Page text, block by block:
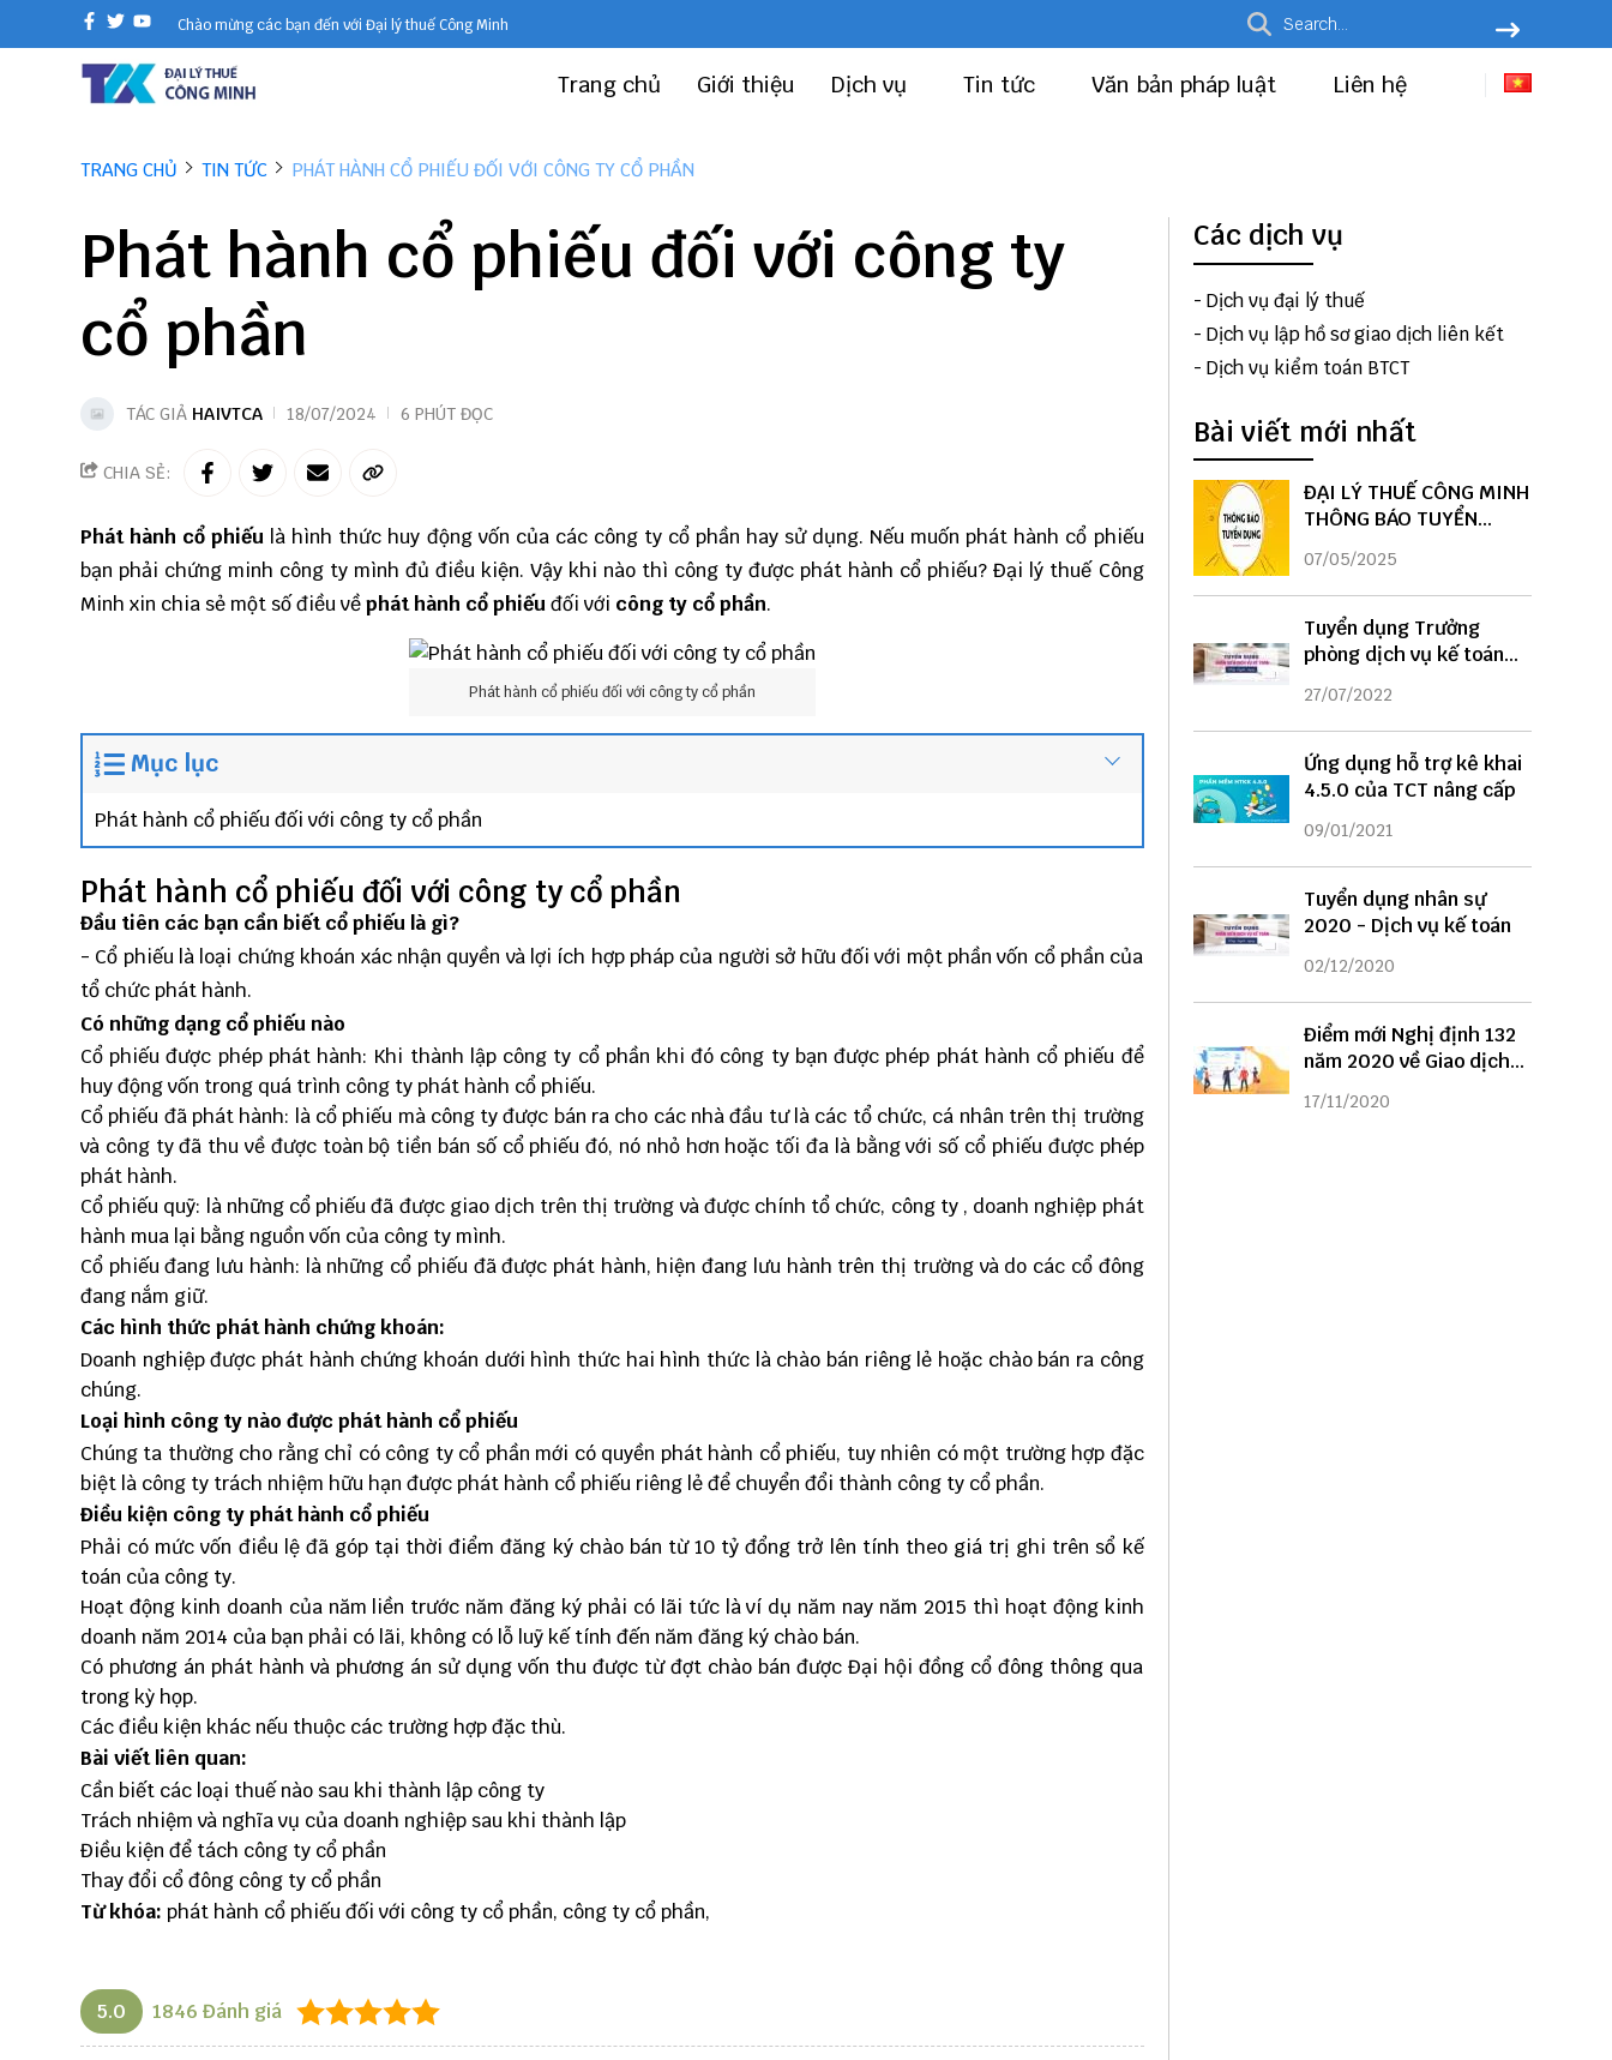
Chào mừng các bạn đến với Đại lý thuế Công Minh
Trang chủ Giới thiệu Dịch vụ Tin tức Văn bản pháp luật Liên hệ
TRANG CHỦ TIN TỨC PHÁT HÀNH CỔ PHIẾU ĐỐI VỚI CÔNG TY CỔ PHẦN
Phát hành cổ phiếu đối với công ty
cổ phần
TÁC GIẢ HAIVTCA 18/07/2024 6 PHÚT ĐỌC
CHIA SẺ:
Phát hành cổ phiếu là hình thức huy động vốn của các công ty cổ phần hay sử dụng. Nếu muốn phát hành cổ phiếu
bạn phải chứng minh công ty mình đủ điều kiện. Vậy khi nào thì công ty được phát hành cổ phiếu?Đại lý thuế Công
Minh xin chia sẻ một số điều vềphát hành cổ phiếuđối với công ty cổ phần.
Phát hành cổ phiếu đối với công ty cổ phần
Mục lục
Phát hành cổ phiếu đối với công ty cổ phần
Phát hành cổ phiếu đối với công ty cổ phần
Đầu tiên các bạn cần biết cổ phiếu là gì?
- Cổ phiếu là loại chứng khoán xác nhận quyền và lợi ích hợp pháp của người sở hữu đối với một phần vốn cổ phần của
tổ chức phát hành.
Có những dạng cổ phiếu nào
Cổ phiếu được phép phát hành: Khi thành lập công ty cổ phần khi đó công ty bạn được phép phát hành cổ phiếu để
huy động vốn trong quá trình công ty phát hành cổ phiếu.
Cổ phiếu đã phát hành: là cổ phiếu mà công ty được bán ra cho các nhà đầu tư là các tổ chức, cá nhân trên thị trường
và công ty đã thu về được toàn bộ tiền bán số cổ phiếu đó, nó nhỏ hơn hoặc tối đa là bằng với số cổ phiếu được phép
phát hành.
Cổ phiếu quỹ: là những cổ phiếu đã được giao dịch trên thị trường và được chính tổ chức, công ty , doanh nghiệp phát
hành mua lại bằng nguồn vốn của công ty mình.
Cổ phiếu đang lưu hành: là những cổ phiếu đã được phát hành, hiện đang lưu hành trên thị trường và do các cổ đông
đang nắm giữ.
Các hình thức phát hành chứng khoán:
Doanh nghiệp được phát hành chứng khoán dưới hình thức hai hình thức là chào bán riêng lẻ hoặc chào bán ra công
chúng.
Loại hình công ty nào được phát hành cổ phiếu
Chúng ta thường cho rằng chỉ có công ty cổ phần mới có quyền phát hành cổ phiếu, tuy nhiên có một trường hợp đặc
biệt là công ty trách nhiệm hữu hạn được phát hành cổ phiếu riêng lẻ để chuyển đổi thành công ty cổ phần.
Điều kiện công ty phát hành cổ phiếu
Phải có mức vốn điều lệ đã góp tại thời điểm đăng ký chào bán từ 10 tỷ đổng trở lên tính theo giá trị ghi trên sổ kế
toán của công ty.
Hoạt động kinh doanh của năm liền trước năm đăng ký phải có lãi tức là ví dụ năm nay năm 2015 thì hoạt động kinh
doanh năm 2014 của bạn phải có lãi, không có lỗ luỹ kế tính đến năm đăng ký chào bán.
Có phương án phát hành và phương án sử dụng vốn thu được từ đợt chào bán được Đại hội đồng cổ đông thông qua
trong kỳ họp.
Các điều kiện khác nếu thuộc các trường hợp đặc thù.
Bài viết liên quan:
Cần biết các loại thuế nào sau khi thành lập công ty
Trách nhiệm và nghĩa vụ của doanh nghiệp sau khi thành lập
Điều kiện để tách công ty cổ phần
Thay đổi cổ đông công ty cổ phần
Từ khóa: phát hành cổ phiếu đối với công ty cổ phần, công ty cổ phần,
5.0 1846 Đánh giá
Các dịch vụ
- Dịch vụ đại lý thuế
- Dịch vụ lập hồ sơ giao dịch liên kết
- Dịch vụ kiểm toán BTCT
Bài viết mới nhất
ĐẠI LÝ THUẾ CÔNG MINH
THÔNG BÁO TUYỂN
DỤNG
07/05/2025
Tuyển dụng Trưởng
phòng dịch vụ kế toán
năm 2022
27/07/2022
Ứng dụng hỗ trợ kê khai
4.5.0 của TCT nâng cấp
09/01/2021
Tuyển dụng nhân sự
2020 - Dịch vụ kế toán
02/12/2020
Điểm mới Nghị định 132
năm 2020 về Giao dịch
liên kết
17/11/2020